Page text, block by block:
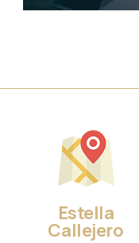
Estella
Callejero